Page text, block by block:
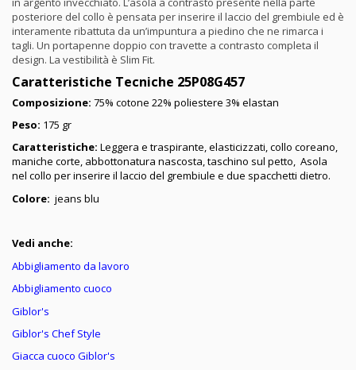
posteriore del collo è pensata per inserire il laccio del grembiule ed è
interamente ribattuta da un’impuntura a piedino che ne rimarca i
tagli. Un portapenne doppio con travette a contrasto completa il
design. La vestibilità è Slim Fit.
Caratteristiche Tecniche 25P08G457
Composizione: 75% cotone 22% poliestere 3% elastan
Peso: 175 gr
Caratteristiche: Leggera e traspirante, elasticizzati, collo coreano,
maniche corte, abbottonatura nascosta, taschino sul petto, Asola
nel collo per inserire il laccio del grembiule e due spacchetti dietro.
Colore: jeans blu
Vedi anche:
Abbigliamento da lavoro
Abbigliamento cuoco
Giblor's
Giblor's Chef Style
Giacca cuoco Giblor's